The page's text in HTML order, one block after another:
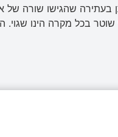
בכל מקרה הינו